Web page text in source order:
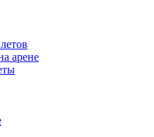
арене